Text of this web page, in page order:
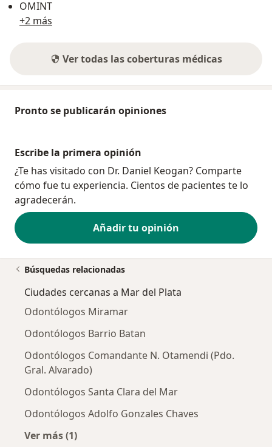
OMINT
+2 más
Ver todas las coberturas médicas
Pronto se publicarán opiniones
Escribe la primera opinión
¿Te has visitado con Dr. Daniel Keogan? Comparte
cómo fue tu experiencia. Cientos de pacientes te lo
agradecerán.
Añadir tu opinión
Búsquedas relacionadas
Ciudades cercanas a Mar del Plata
Odontólogos Miramar
Odontólogos Barrio Batan
Odontólogos Comandante N. Otamendi (Pdo.
Gral. Alvarado)
Odontólogos Santa Clara del Mar
Odontólogos Adolfo Gonzales Chaves
Ver más (1)